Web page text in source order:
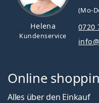
Helena
Kundenservice
(Mo-
0720
Online
Alles über den Einkauf